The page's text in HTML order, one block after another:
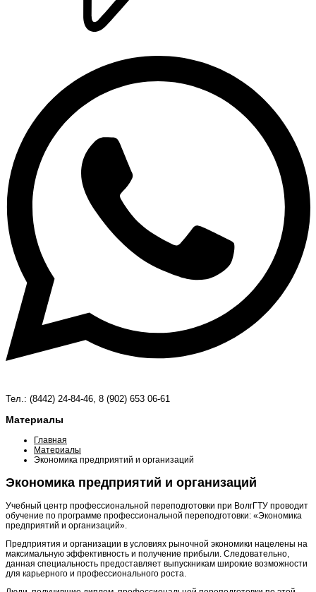
Тел.: (8442) 24-84-46, 8 (902) 653 06-61
Материалы
Главная
Материалы
Экономика предприятий и организаций
Экономика предприятий и организаций
Учебный центр профессиональной переподготовки при ВолгГТУ проводит
обучение по программе профессиональной переподготовки: «Экономика
предприятий и организаций».
Предприятия и организации в условиях рыночной экономики нацелены на
максимальную эффективность и получение прибыли. Следовательно,
данная специальность предоставляет выпускникам широкие возможности
для карьерного и профессионального роста.